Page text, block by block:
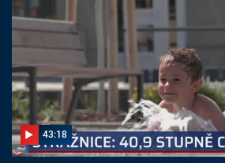
43:18